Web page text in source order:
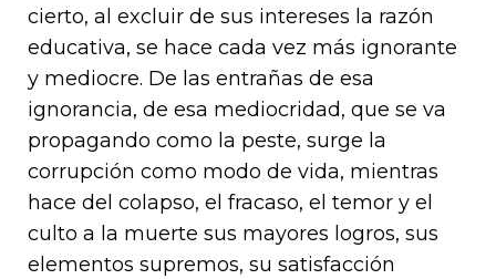
cierto, al excluir de sus intereses la razón
educativa, se hace cada vez más ignorante
y mediocre. De las entrañas de esa
ignorancia, de esa mediocridad, que se va
propagando como la peste, surge la
corrupción como modo de vida, mientras
hace del colapso, el fracaso, el temor y el
culto a la muerte sus mayores logros, sus
elementos supremos, su satisfacción